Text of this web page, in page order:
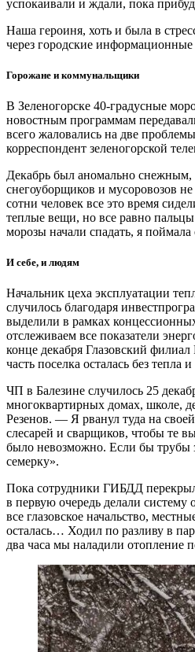
успокаивали и ждали, пока
Наша героиня, хоть и была в
через городские
Горожане и коммунальщики
В Зеленогорске 40-градусные
новостным программам
всего жаловались на две
корреспондент зеленогорской
Декабрь был аномально снежным,
снегоуборщиков и мусоровозов
сотни человек все это время
теплые вещи, но все равно
морозы начали спадать, я
И себе, и людям
Начальник цеха эксплуатации
случилось благодаря
выделили в рамках
отслеживаем все показатели
конце декабря Глазовский
часть поселка осталась без тепла
ЧП в Балезине случилось 25
многоквартирных домах, школе,
Резенов. — Я рванул туда на
слесарей и сварщиков, чтобы те
было невозможно. Если бы трубы
семерку».
Пока сотрудники ГИБДД
в первую очередь делали
все глазовское начальство,
осталась… Ходил по разливу в
два часа мы наладили отопление